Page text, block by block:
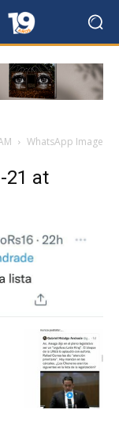
WhatsApp Image
21 at